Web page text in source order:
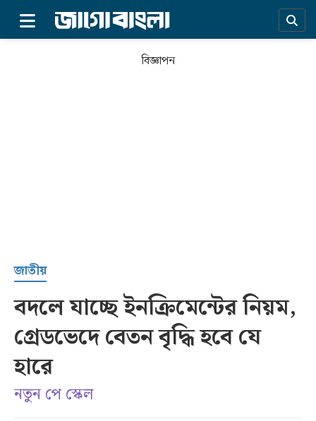
সর্বশেষ
সব
বিভাগ
বিজ্ঞাপন
জাতীয়
বদলে যাচ্ছে ইনক্রিমেন্টের নিয়ম,
গ্রেডভেদে বেতন বৃদ্ধি হবে যে
হারে
নতুন পে স্কেল